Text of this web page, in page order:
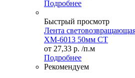
Подробнее
Быстрый просмотр
Лента
ХМ-6013 50мм СТ
от 27,33 р. /п.м
Подробнее
Рекомендуем